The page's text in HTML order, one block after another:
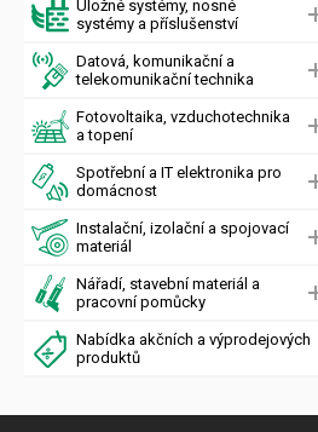
Úložné systémy, nosné
systémy a příslušenství
Datová, komunikační a
telekomunikační technika
Fotovoltaika, vzduchotechnika
a topení
Spotřební a IT elektronika pro
domácnost
Instalační, izolační a spojovací
materiál
Nářadí, stavební materiál a
pracovní pomůcky
Nabídka akčních a výprodejových
produktů